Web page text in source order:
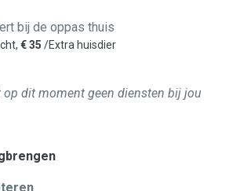
bij de oppas thuis
€ 35 /Extra huisdier
op dit moment geen diensten bij jou